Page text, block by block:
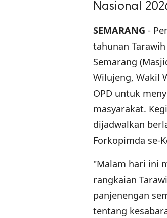
Nasional
SEMARANG -
tahunan
Semarang
Wilujeng, Wakil
OPD untuk
masyarakat.
dijadwalkan
Forkopimda se-
"Malam hari ini
rangkaian
panjenengan
tentang